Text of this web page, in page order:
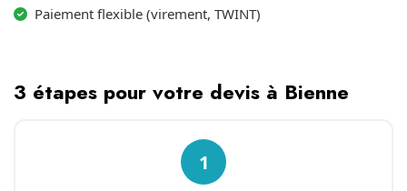
Paiement flexible (virement, TWINT)
3 étapes pour votre devis à Bienne
1